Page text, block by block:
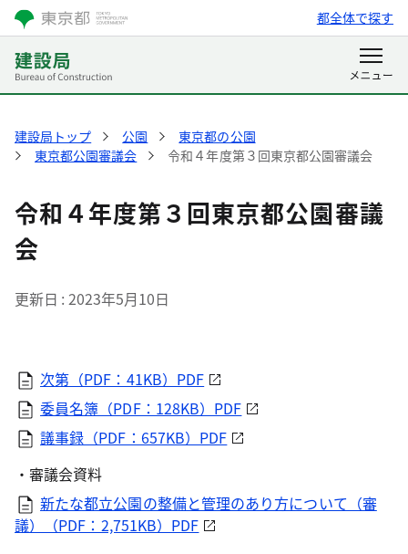
都全体で探す
建設局トップ 公園
東京都の公園
東京都公園審議会
令和４年度第３回東京都公園審議会
令和４年度第３回東京都公園審議
会
更新日 2023年5月10日
次第（PDF：41KB）PDF
委員名簿（PDF：128KB）PDF
議事録（PDF：657KB）PDF
・審議会資料
新たな都立公園の整備と管理のあり方について（審
議）（PDF：2,751KB）PDF